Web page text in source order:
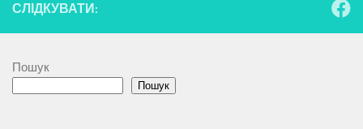
СЛІДКУВАТИ:
Пошук
Пошук